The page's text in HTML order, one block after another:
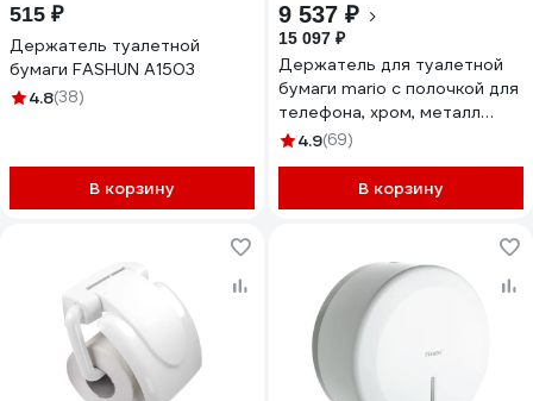
515 ₽
Держатель туалетной
бумаги FASHUN A1503
4.8(38)
В корзину
9 537 ₽
15 097 ₽
Держатель для туалетной
бумаги mario с полочкой для
телефона, хром, металл
80666
4.9(69)
В корзину